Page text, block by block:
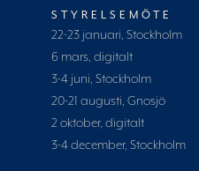
STYRELSEMÖTE
22-23 januari, Stockholm
6 mars, digitalt
3-4 juni, Stockholm
20-21 augusti, Gnosjö
2 oktober, digitalt
3-4 december, Stockholm